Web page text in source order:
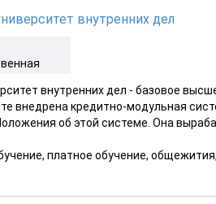
внутренних дел
внутренних дел - базовое
внедрена кредитно-модульная
об этой системе. Она
платное обучение,